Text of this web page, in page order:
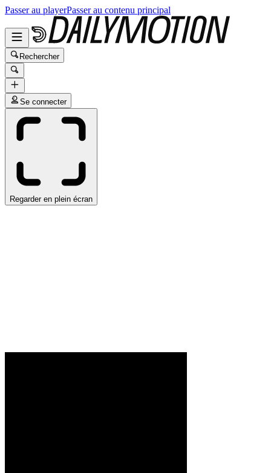
Passer au playerPasser au contenu principal
Rechercher
Se connecter
Regarder en plein écran